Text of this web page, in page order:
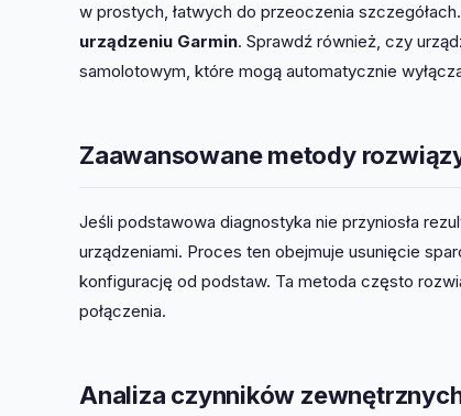
w prostych, łatwych do przeoczenia szczegółach.
urządzeniu Garmin. Sprawdź również, czy
samolotowym, które mogą automatycznie
Zaawansowane metody
Jeśli podstawowa diagnostyka nie przyniosła
urządzeniami. Proces ten obejmuje usunięcie
konfigurację od podstaw. Ta metoda często
połączenia.
Analiza czynników